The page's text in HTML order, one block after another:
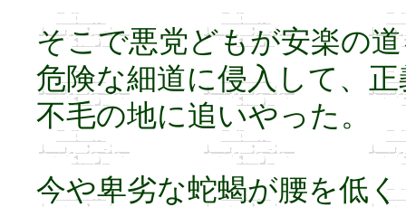
そこで悪党どもが安楽の
危険な細道に侵入して、
不毛の地に追いやった。
今や卑劣な蛇蝎が腰を低